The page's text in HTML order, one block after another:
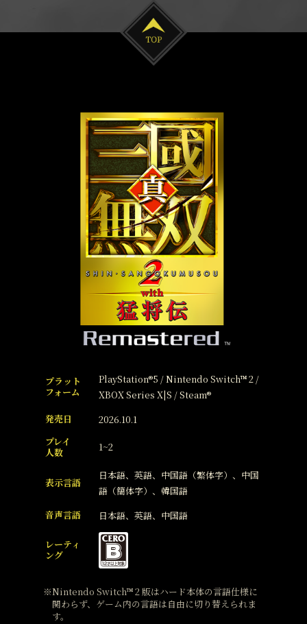
プラット
フォーム
PlayStation®5 / Nintendo Switch™ 2 /
XBOX Series X|S / Steam®
発売日
2026.10.1
プレイ
人数
1~2
表示言語
日本語、英語、中国語（繁体字）、中国
語（簡体字）、韓国語
音声言語
日本語、英語、中国語
レーティ
ング
Nintendo Switch™ 2 版はハード本体の言語仕様に
関わらず、ゲーム内の言語は自由に切り替えられま
す。